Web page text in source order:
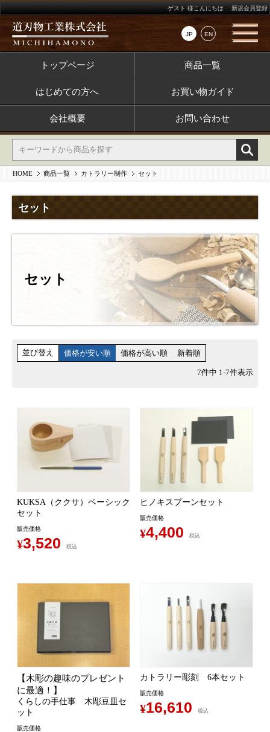
JP EN
ゲスト 様こんにちは 新規会員登録
トップページ 商品一覧
はじめての方へ お買い物ガイド
会社概要 お問い合わせ
HOME 商品一覧 カトラリー制作 セット
セット
セット
並び替え 価格が安い順 価格が高い順 新着順
7件中 1 -7件表示
KUKSA（ククサ）ベーシック
セット
販売価格
¥3,520 税込
ヒノキスプーンセット
販売価格
¥4,400 税込
【木彫の趣味のプレゼント
に最適！】
くらしの手仕事 木彫豆皿セ
ット
販売価格
カトラリー彫刻 6本セット
販売価格
¥16,610 税込